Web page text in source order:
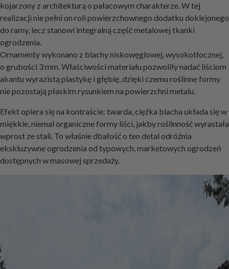
kojarzony z architekturą o pałacowym charakterze. W tej
realizacji nie pełni on roli powierzchownego dodatku doklejonego
do ramy, lecz stanowi integralną część metalowej tkanki
ogrodzenia.
Ornamenty wykonano z blachy niskowęglowej, wysokotłocznej,
o grubości 3 mm. Właściwości materiału pozwoliły nadać liściom
akantu wyrazistą plastykę i głębię, dzięki czemu roślinne formy
nie pozostają płaskim rysunkiem na powierzchni metalu.
Efekt opiera się na kontraście: twarda, ciężka blacha układa się w
miękkie, niemal organiczne formy liści, jakby roślinność wyrastała
wprost ze stali. To właśnie dbałość o ten detal odróżnia
ekskluzywne ogrodzenia od typowych, marketowych ogrodzeń
dostępnych w masowej sprzedaży.